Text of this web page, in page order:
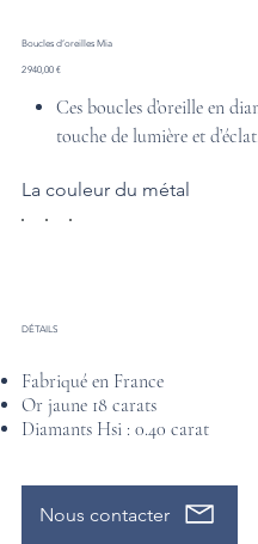
Nous contacter
Boucles d’oreilles Mia
Prix
2 940,00 €
Ces boucles d’oreille en
touche de lumière et d’éclat.
La couleur du métal
DÉTAILS
Fabriqué en France
Or jaune 18 carats
Diamants Hsi : 0.40 carat